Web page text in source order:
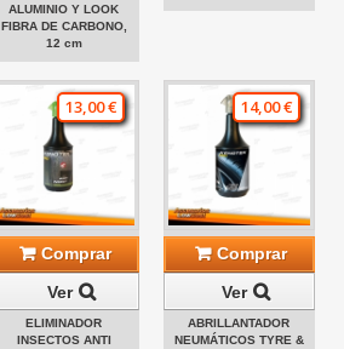
ALUMINIO Y LOOK
FIBRA DE CARBONO,
12 cm
13,00 €
Comprar
Ver
ELIMINADOR
INSECTOS ANTI
14,00 €
Comprar
Ver
ABRILLANTADOR
NEUMÁTICOS TYRE &